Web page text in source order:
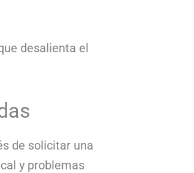
desalienta el
de solicitar una
y problemas